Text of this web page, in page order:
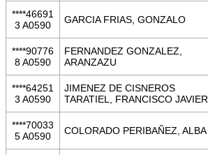
****46691
3 A0590
GARCIA FRIAS, GONZALO
****90776
8 A0590
FERNANDEZ GONZALEZ,
ARANZAZU
****64251
3 A0590
JIMENEZ DE CISNEROS
TARATIEL, FRANCISCO JAVIER
****70033
5 A0590
COLORADO PERIBAÑEZ, ALBA